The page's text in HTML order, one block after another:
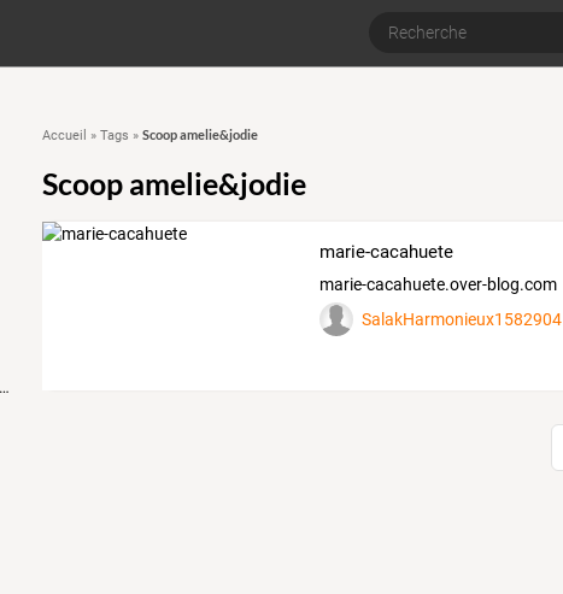
Accueil » Tags » Scoop amelie&jodie
Scoop amelie&jodie
marie-cacahuete
marie-cacahuete.over-blog.com
SalakHarmonieux1582904